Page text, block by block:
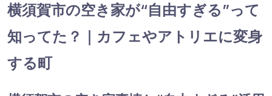
横須賀市の空き家が“自由すぎる”って
知ってた？｜カフェやアトリエに変身
する町